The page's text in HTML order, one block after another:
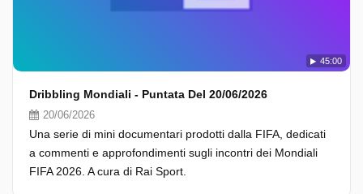
45:00
Dribbling Mondiali - Puntata Del 20/06/2026
20/06/2026
Una serie di mini documentari prodotti dalla FIFA, dedicati
a commenti e approfondimenti sugli incontri dei Mondiali
FIFA 2026. A cura di Rai Sport.